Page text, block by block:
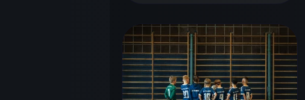
Esslingen, Ulm und darüber hinaus. Ob
regionales Stadtfest mit Livemusik und
Straßenkünstlern, ausgelassene Festival-
Stimmung unter freiem Himmel oder
stimmungsvolle Firmen- und
Sommerfeiern – unsere